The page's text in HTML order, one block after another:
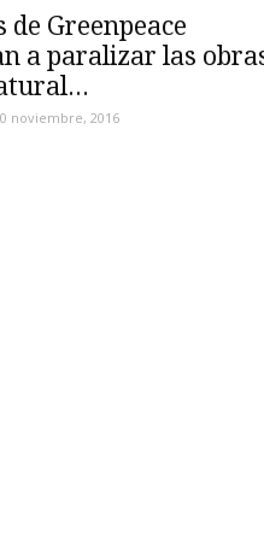
Greenpeace
a paralizar las
noviembre, 2016